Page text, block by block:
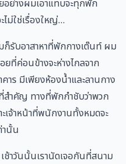
อย่างผมเอาแทบจะทุกพัก
ม่ใช่เรื่องใหญ่…
รับอาสาหาที่พักกางเต๊นท์ ผม
ที่ค่อนข้างจะห่างไกลจาก
าร มีเพียงห้องน้ำและลานกาง
สำคัญ ทางที่พักกำชับว่าพวก
ะเจ้าหน้าที่พนักงานทั้งหมดจะ
นั้น
าวันนั้นเรานัดเจอกันที่สนาม